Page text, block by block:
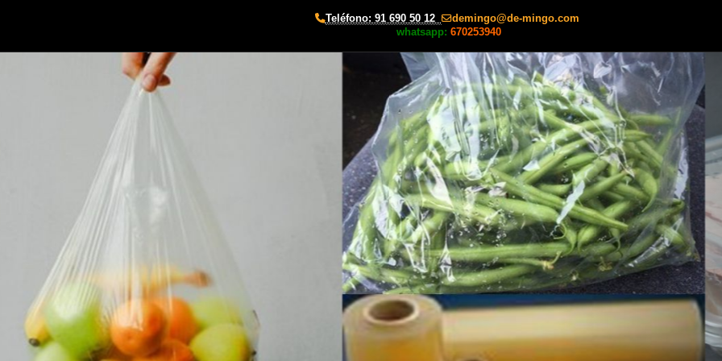
Teléfono: 91 690 50 12 demingo
de-mingo.com
whatsapp: 670253940
next